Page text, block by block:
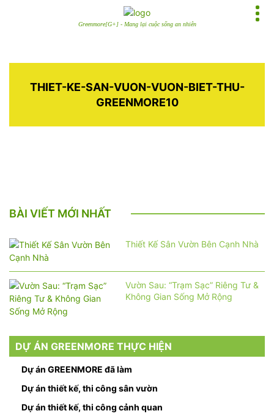
Greenmore[G+] - Mang lại cuộc sống an nhiên
THIET-KE-SAN-VUON-VUON-BIET-THU-
GREENMORE10
BÀI VIẾT MỚI NHẤT
Thiết Kế Sân Vườn Bên Cạnh Nhà
Vườn Sau: “Trạm Sạc” Riêng Tư &
Không Gian Sống Mở Rộng
DỰ ÁN GREENMORE THỰC HIỆN
Dự án GREENMORE đã làm
Dự án thiết kế, thi công sân vườn
Dự án thiết kế, thi công cảnh quan